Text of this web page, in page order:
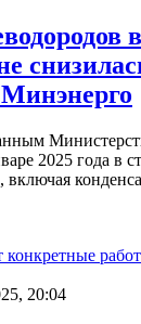
в
2025 года в
20:04